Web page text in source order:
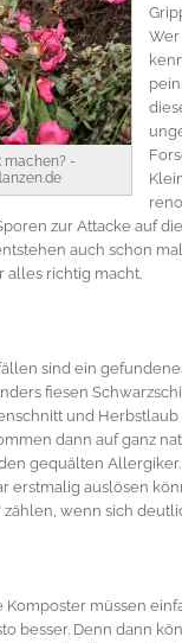
machen? -
Wer
zur Attacke auf
auch schon
richtig macht.
sind ein
fiesen
und
dann auf ganz
gequälten
erstmalig auslösen
zählen, wenn sich
Komposter müssen
besser. Denn dann